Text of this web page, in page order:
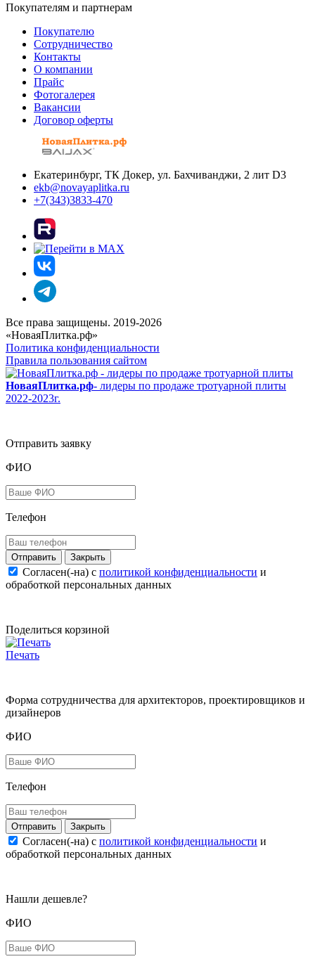
Покупателям и партнерам
Покупателю
Сотрудничество
Контакты
О компании
Прайс
Фотогалерея
Вакансии
Договор оферты
Екатеринбург, ТК Докер, ул. Бахчиванджи, 2 лит D3
ekb@novayaplitka.ru
+7(343)3833-470
Все права защищены. 2019-2026
«НоваяПлитка.рф»
Политика конфиденциальности
Правила пользования сайтом
НоваяПлитка.рф- лидеры по продаже тротуарной плиты
2022-2023г.
Отправить заявку
ФИО
Телефон
Закрыть
Согласен(-на) c политикой конфиденциальности и
обработкой персональных данных
Поделиться корзиной
Печать
Форма сотрудничества для архитекторов, проектировщиков и
дизайнеров
ФИО
Телефон
Закрыть
Согласен(-на) c политикой конфиденциальности и
обработкой персональных данных
Нашли дешевле?
ФИО